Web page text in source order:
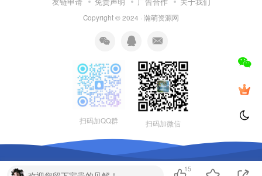
Copyright © 2024 · 瀚萌资源网
扫码加QQ群 扫码加微信
15